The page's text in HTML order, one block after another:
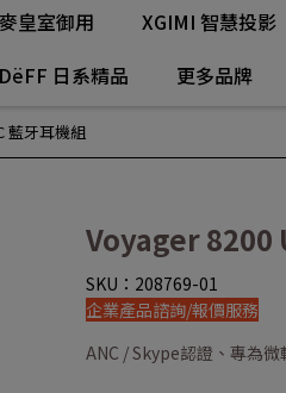
皇室御用 XGIMI 智慧投影
DëFF 日系精品 更多品牌
藍牙耳機組
Voyager 8200
SKU：208769-01
企業產品諮詢/報價服務
ANC / Skype認證、專為微